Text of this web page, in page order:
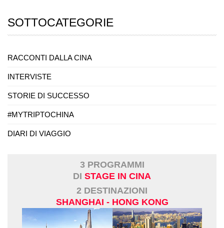
SOTTOCATEGORIE
RACCONTI DALLA CINA
INTERVISTE
STORIE DI SUCCESSO
#MYTRIPTOCHINA
DIARI DI VIAGGIO
3 PROGRAMMI
DI STAGE IN CINA
2 DESTINAZIONI
SHANGHAI - HONG KONG